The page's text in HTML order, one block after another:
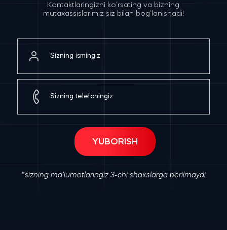
Kontaktlaringizni ko‘rsating va bizning
mutaxassislarimiz siz bilan bog‘lanishadi!
*sizning ma’lumotlaringiz 3-chi shaxslarga berilmaydi